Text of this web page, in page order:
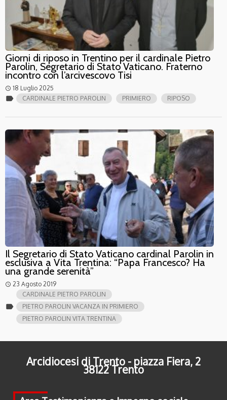
Giorni di riposo in Trentino per il cardinale Pietro
Parolin, Segretario di Stato Vaticano. Fraterno
incontro con l’arcivescovo Tisi
access_time 18 Luglio 2025
label CARDINALE PIETRO PAROLIN PRIMIERO RIPOSO
Il Segretario di Stato Vaticano cardinal Parolin in
esclusiva a Vita Trentina: “Papa Francesco? Ha
una grande serenità”
access_time 23 Agosto 2019
label
CARDINALE PIETRO PAROLIN
PIETRO PAROLIN VACANZA IN PRIMIERO
PIETRO PAROLIN VITA TRENTINA
Arcidiocesi di Trento - piazza Fiera, 2
38122 Trento